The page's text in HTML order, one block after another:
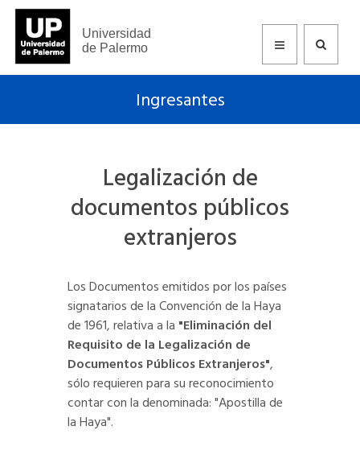
Universidad
de Palermo
Ingresantes
Legalización de
documentos públicos
extranjeros
Los Documentos emitidos por los países
signatarios de la Convención de la Haya
de 1961, relativa a la "Eliminación del
Requisito de la Legalización de
Documentos Públicos Extranjeros",
sólo requieren para su reconocimiento
contar con la denominada: "Apostilla de
la Haya".